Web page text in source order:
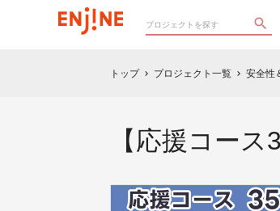
トップ chevron_right プロジェクト一覧 chevron_right 安全性
【応援コー